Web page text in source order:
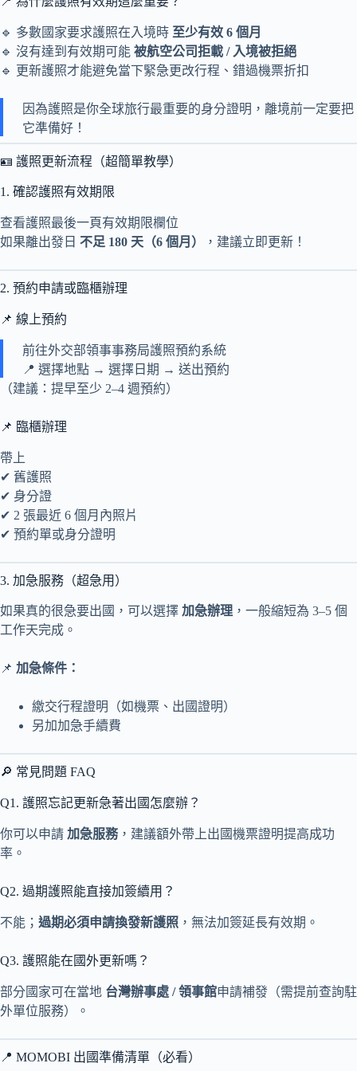
🔹 多數國家要求護照在入境時 至少有效 6 個月
🔹 沒有達到有效期可能 被航空公司拒載 / 入境被拒絕
🔹 更新護照才能避免當下緊急更改行程、錯過機票折扣
因為護照是你全球旅行最重要的身分證明，離境前一定要把
它準備好！
🪪 護照更新流程（超簡單教學）
1. 確認護照有效期限
查看護照最後一頁有效期限欄位
如果離出發日 不足 180 天（6 個月） ，建議立即更新！
2. 預約申請或臨櫃辦理
📌 線上預約
前往外交部領事事務局護照預約系統
📍 選擇地點 → 選擇日期 → 送出預約
（建議：提早至少 2–4 週預約）
📌 臨櫃辦理
帶上
✔ 舊護照
✔ 身分證
✔ 2 張最近 6 個月內照片
✔ 預約單或身分證明
3. 加急服務（超急用）
如果真的很急要出國，可以選擇 加急辦理 ，一般縮短為 3–5 個
工作天完成。
📌 加急條件：
繳交行程證明（如機票、出國證明）
另加加急手續費
🔎 常見問題 FAQ
Q1. 護照忘記更新急著出國怎麼辦？
你可以申請 加急服務，建議額外帶上出國機票證明提高成功
率。
Q2. 過期護照能直接加簽續用？
不能； 過期必須申請換發新護照 ，無法加簽延長有效期。
Q3. 護照能在國外更新嗎？
部分國家可在當地 台灣辦事處 / 領事館申請補發（需提前查詢駐
外單位服務）。
📍 MOMOBI 出國準備清單（必看）